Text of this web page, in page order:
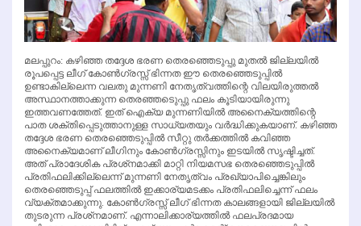
മലപ്പുറം: കഴിഞ്ഞ തദ്ദേശ ഭരണ തെരഞ്ഞെടുപ്പു മുതല്‍ ജില്ലയില്‍
രൂപപ്പെട്ട ലീഗ് കോണ്‍ഗ്രസ്സ് ഭിന്നത ഈ തെരഞ്ഞെടുപ്പില്‍
ഉണ്ടാകില്ലെന്ന വലതു മുന്നണി നേതൃത്വത്തിന്റെ വിലയിരുത്തല്‍
അസ്ഥാനത്താക്കുന്ന തെരഞ്ഞടെുപ്പു ഫലം കൂടിയായിരുന്നു
ഇത്തവണത്തേത്. ഇത് ഐക്യ മുന്നണിയില്‍ അനൈക്യത്തിന്റെ
പാത ശക്തിപ്പെടുത്താനുള്ള സാധ്യതയും വര്‍ദ്ധിക്കുകയാണ്. കഴിഞ്ഞ
തദ്ദേശ ഭരണ തെരഞ്ഞെടുപ്പില്‍ സീറ്റു തര്‍ക്കത്തില്‍ കവിഞ്ഞ
അനൈക്യമാണ് ലീഗിനും കോണ്‍ഗ്രസ്സിനും ഇടയില്‍ സൃഷ്ടിച്ചത്.
അത് പ്രാദേശിക പ്രശ്‌നമാക്കി മാറ്റി നിയമസഭ തെരഞ്ഞെടുപ്പില്‍
പ്രതിഫലിക്കില്ലെന്ന് മുന്നണി നേതൃത്വം പ്രഖ്യാപിച്ചെങ്കിലും
തെരഞ്ഞെടുപ്പ് ഫലത്തില്‍ ഇക്കാര്യമടക്കം പ്രതിഫലിച്ചെന്ന് ഫലം
വ്യക്തമാക്കുന്നു. കോണ്‍ഗ്രസ്സ് ലീഗ് ഭിന്നത കാലങ്ങളായി ജില്ലയില്‍
തുടരുന്ന പ്രശ്‌നമാണ്. എന്നാലിക്കാര്യത്തില്‍ ഫലപ്രദമായ